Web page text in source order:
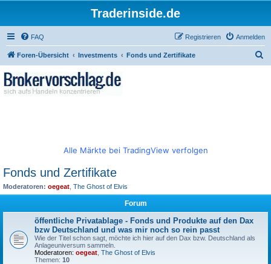
Traderinside.de
FAQ Anmelden
Registrieren
Foren-Übersicht Investments Fonds und Zertifikate
Alle Märkte bei TradingView verfolgen
Fonds und Zertifikate
Moderatoren: oegeat The Ghost of Elvis
Forum
öffentliche Privatablage - Fonds und Produkte auf den Dax
bzw Deutschland und was mir noch so rein passt
Wie der Titel schon sagt, möchte ich hier auf den Dax bzw. Deutschland als
Anlageuniversum sammeln.
Moderatoren: oegeat The Ghost of Elvis
Themen: 10